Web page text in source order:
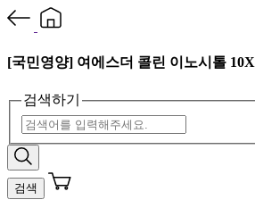
[국민영양] 여에스더 콜린 이노시톨 10X
검색하기
검색